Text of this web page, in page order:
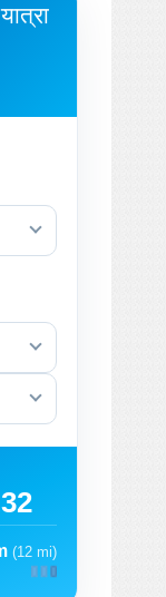
(12 mi)